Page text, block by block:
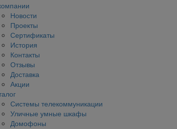
Новости
Проекты
Сертификаты
История
Контакты
Отзывы
Доставка
Акции
Системы телекоммуникации
Уличные умные шкафы
Домофоны